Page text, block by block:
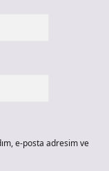
e-posta adresim ve